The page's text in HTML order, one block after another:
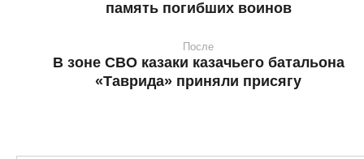
память погибших воинов
После
В зоне СВО казаки казачьего батальона
«Таврида» приняли присягу